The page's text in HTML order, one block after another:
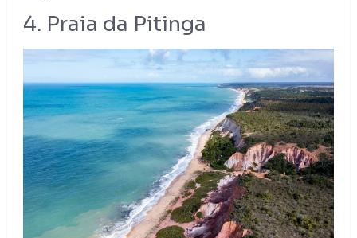
4. Praia da Pitinga